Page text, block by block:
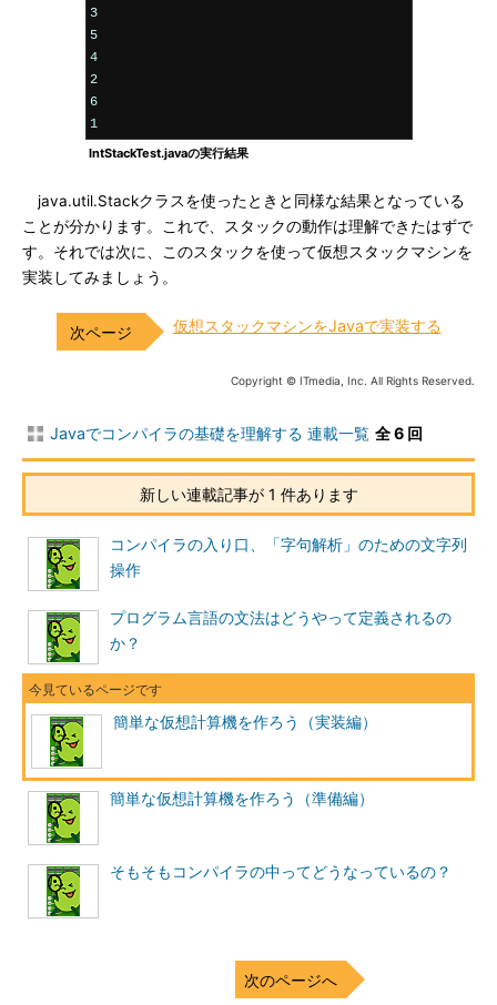
3
5
4
2
6
1
IntStackTest.javaの実行結果
java.util.Stackクラスを使ったときと同様な結果となっている
ことが分かります。これで、スタックの動作は理解できたはずで
す。それでは次に、このスタックを使って仮想スタックマシンを
実装してみましょう。
仮想スタックマシンをJavaで実装する
Copyright © ITmedia, Inc. All Rights Reserved.
Javaでコンパイラの基礎を理解する 連載一覧 全 6 回
新しい連載記事が 1 件あります
コンパイラの入り口、「字句解析」のための文字列
操作
プログラム言語の文法はどうやって定義されるの
か？
簡単な仮想計算機を作ろう（実装編）
簡単な仮想計算機を作ろう（準備編）
そもそもコンパイラの中ってどうなっているの？
次のページへ